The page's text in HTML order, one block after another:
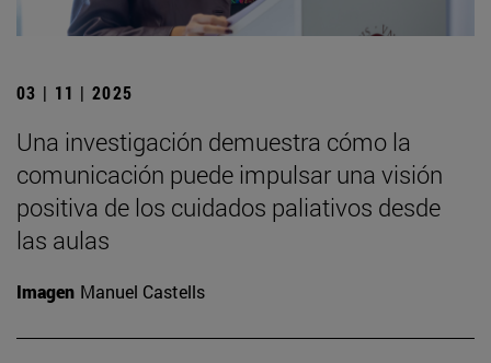
03 | 11 | 2025
Una investigación demuestra cómo la
comunicación puede impulsar una visión
positiva de los cuidados paliativos desde
las aulas
Imagen Manuel Castells